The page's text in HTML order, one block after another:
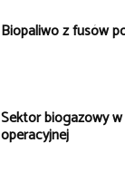
Biopaliwo z fusów
Sektor biogazowy
operacyjnej